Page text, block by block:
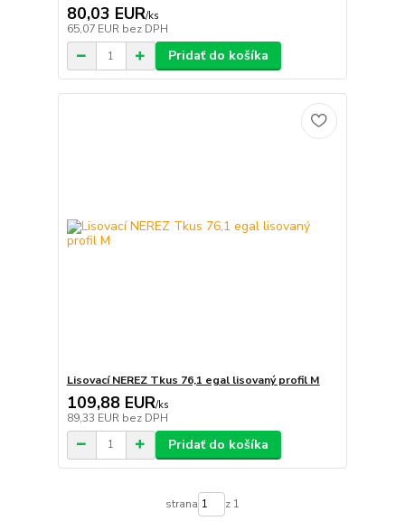
80,03 EUR/ks
65,07 EUR bez DPH
Pridať do košíka
Lisovací NEREZ Tkus 76,1 egal lisovaný profil M
109,88 EUR/ks
89,33 EUR bez DPH
Pridať do košíka
strana z 1